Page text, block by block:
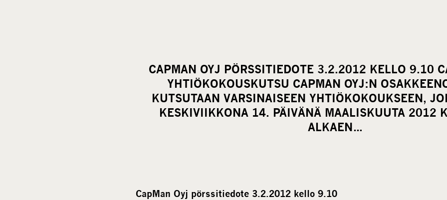
CAPMAN OYJ PÖRSSITIEDOTE 3.2.2012 KELLO 9.10
YHTIÖKOKOUSKUTSU CAPMAN OYJ:N
KUTSUTAAN VARSINAISEEN YHTIÖKOKOUKSEEN,
KESKIVIIKKONA 14. PÄIVÄNÄ MAALISKUUTA 2012
ALKAEN…
CapMan Oyj pörssitiedote 3.2.2012 kello 9.10